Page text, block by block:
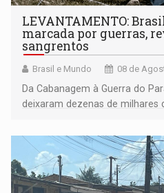
LEVANTAMENTO:
marcada por guerras,
sangrentos
Brasil e Mundo 08 de
Da Cabanagem à Guerra do
deixaram dezenas de
territoriais e sociais